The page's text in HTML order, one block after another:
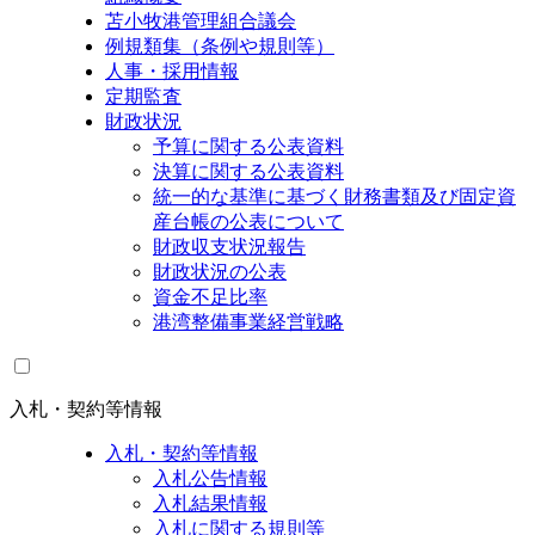
苫小牧港管理組合議会
例規類集（条例や規則等）
人事・採用情報
定期監査
財政状況
予算に関する公表資料
決算に関する公表資料
統一的な基準に基づく財務書類及び固定資
産台帳の公表について
財政収支状況報告
財政状況の公表
資金不足比率
港湾整備事業経営戦略
入札・契約等情報
入札・契約等情報
入札公告情報
入札結果情報
入札に関する規則等